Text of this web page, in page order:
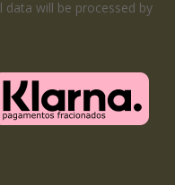
will be processed by